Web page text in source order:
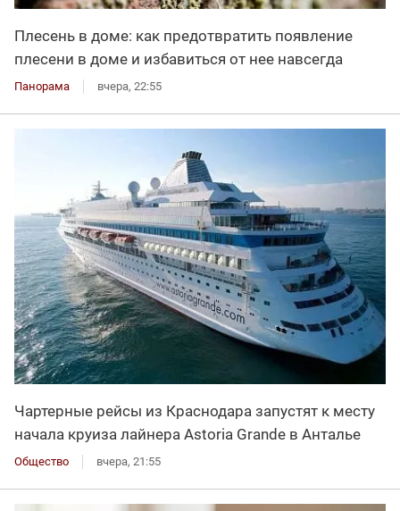
Плесень в доме: как предотвратить появление
плесени в доме и избавиться от нее навсегда
Панорама вчера, 22:55
Чартерные рейсы из Краснодара запустят к месту
начала круиза лайнера Astoria Grande в Анталье
Общество вчера, 21:55